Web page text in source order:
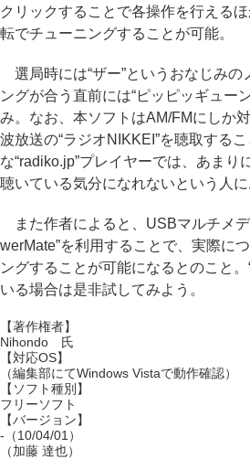
クリックすることで各操作を行える
転でチューニングすることが可能。
選局時には“ザー”というおなじみの
ングが合う直前には“ピッピッギュー
み。なお、本ソフトはAM/FMにしか
波放送の“ラジオNIKKEI”を聴取する
な“radiko.jp”プレイヤーでは、あまり
聴いている気分になれないという人に
また作者によると、USBマルチメ
werMate”を利用することで、実際に
ングすることが可能になるとのこと。
いる場合は是非試してみよう。
【著作権者】
Nihondo 氏
【対応OS】
（編集部にてWindows Vistaで動作確認）
【ソフト種別】
フリーソフト
【バージョン】
-（10/04/01）
（加藤 達也）